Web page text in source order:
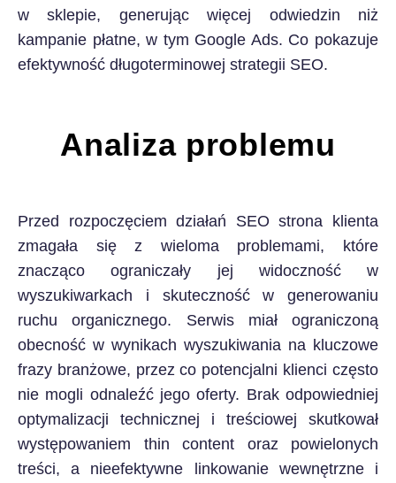
w sklepie, generując więcej odwiedzin niż
kampanie płatne, w tym Google Ads. Co pokazuje
efektywność długoterminowej strategii SEO.
Analiza problemu
Przed rozpoczęciem działań SEO strona klienta
zmagała się z wieloma problemami, które
znacząco ograniczały jej widoczność w
wyszukiwarkach i skuteczność w generowaniu
ruchu organicznego. Serwis miał ograniczoną
obecność w wynikach wyszukiwania na kluczowe
frazy branżowe, przez co potencjalni klienci często
nie mogli odnaleźć jego oferty. Brak odpowiedniej
optymalizacji technicznej i treściowej skutkował
występowaniem thin content oraz powielonych
treści, a nieefektywne linkowanie wewnętrzne i